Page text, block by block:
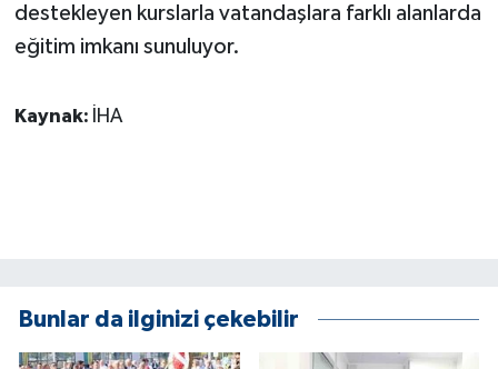
destekleyen kurslarla vatandaşlara farklı alanlarda
eğitim imkanı sunuluyor.
Kaynak: İHA
Bunlar da ilginizi çekebilir